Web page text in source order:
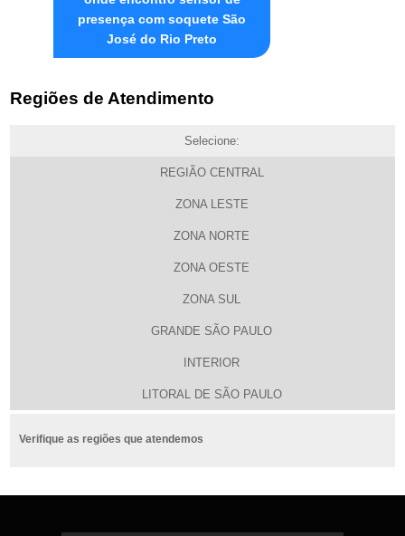
presença com soquete São
José do Rio Preto
Regiões de Atendimento
Selecione:
REGIÃO CENTRAL
ZONA LESTE
ZONA NORTE
ZONA OESTE
ZONA SUL
GRANDE SÃO PAULO
INTERIOR
LITORAL DE SÃO PAULO
Verifique as regiões que atendemos